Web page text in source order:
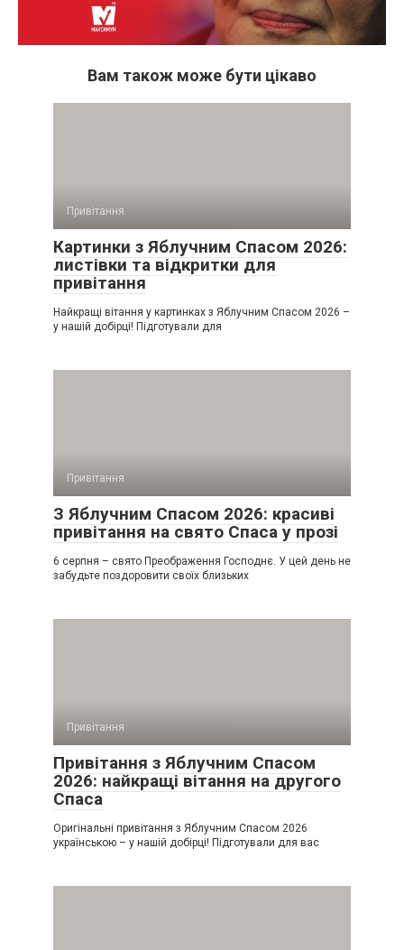
Вам також може бути цікаво
Привітання
Картинки з Яблучним Спасом 2026:
листівки та відкритки для
привітання
Найкращі вітання у картинках з Яблучним Спасом 2026 –
у нашій добірці! Підготували для
Привітання
З Яблучним Спасом 2026: красиві
привітання на свято Спаса у прозі
6 серпня – свято Преображення Господнє. У цей день не
забудьте поздоровити своїх близьких
Привітання
Привітання з Яблучним Спасом
2026: найкращі вітання на другого
Спаса
Оригінальні привітання з Яблучним Спасом 2026
українською – у нашій добірці! Підготували для вас